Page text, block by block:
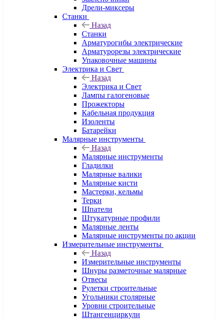
Дрели-миксеры
Станки
Назад
Станки
Арматурогибы электрические
Арматурорезы электрические
Упаковочные машины
Электрика и Свет
Назад
Электрика и Свет
Лампы галогеновые
Прожекторы
Кабельная продукция
Изоленты
Батарейки
Малярные инструменты
Назад
Малярные инструменты
Гладилки
Малярные валики
Малярные кисти
Мастерки, кельмы
Терки
Шпатели
Штукатурные профили
Малярные ленты
Малярные инструменты по акции
Измерительные инструменты
Назад
Измерительные инструменты
Шнуры разметочные малярные
Отвесы
Рулетки строительные
Угольники столярные
Уровни строительные
Штангенциркули